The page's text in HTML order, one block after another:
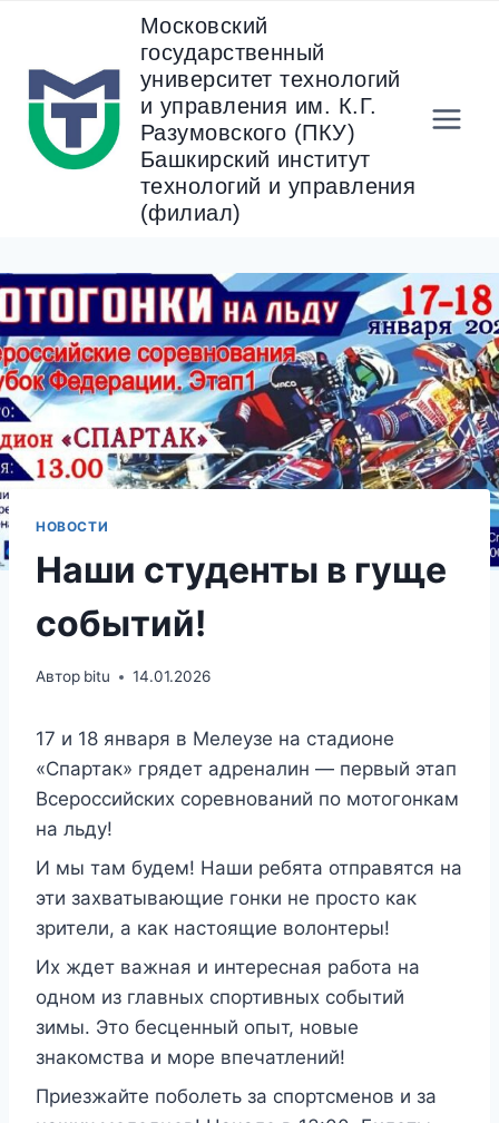
содержанию
Московский
государственный
университет технологий
и управления им. К.Г.
Разумовского (ПКУ)
Башкирский институт
технологий и управления
(филиал)
НОВОСТИ
Наши студенты в гуще
событий!
Автор bitu 14.01.2026
17 и 18 января в Мелеузе на стадионе
«Спартак» грядет адреналин — первый этап
Всероссийских соревнований по мотогонкам
на льду!
И мы там будем! Наши ребята отправятся на
эти захватывающие гонки не просто как
зрители, а как настоящие волонтеры!
Их ждет важная и интересная работа на
одном из главных спортивных событий
зимы. Это бесценный опыт, новые
знакомства и море впечатлений!
Приезжайте поболеть за спортсменов и за